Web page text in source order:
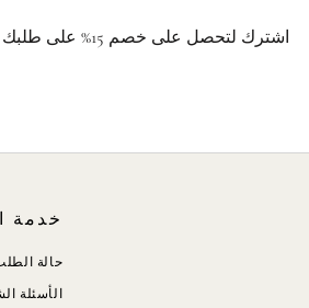
اشترك لتحصل على خصم 15% على طلبك الأول، والوصول الحصري إلى فعاليات التسوق الخاصة، وتواريخ إصدار المجموعات، وغيرها من العروض المميزة.
خدمة
حالة
الأسئلة